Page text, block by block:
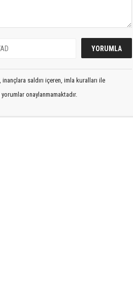
saldırı içeren, imla kuralları ile
onaylanmamaktadır.